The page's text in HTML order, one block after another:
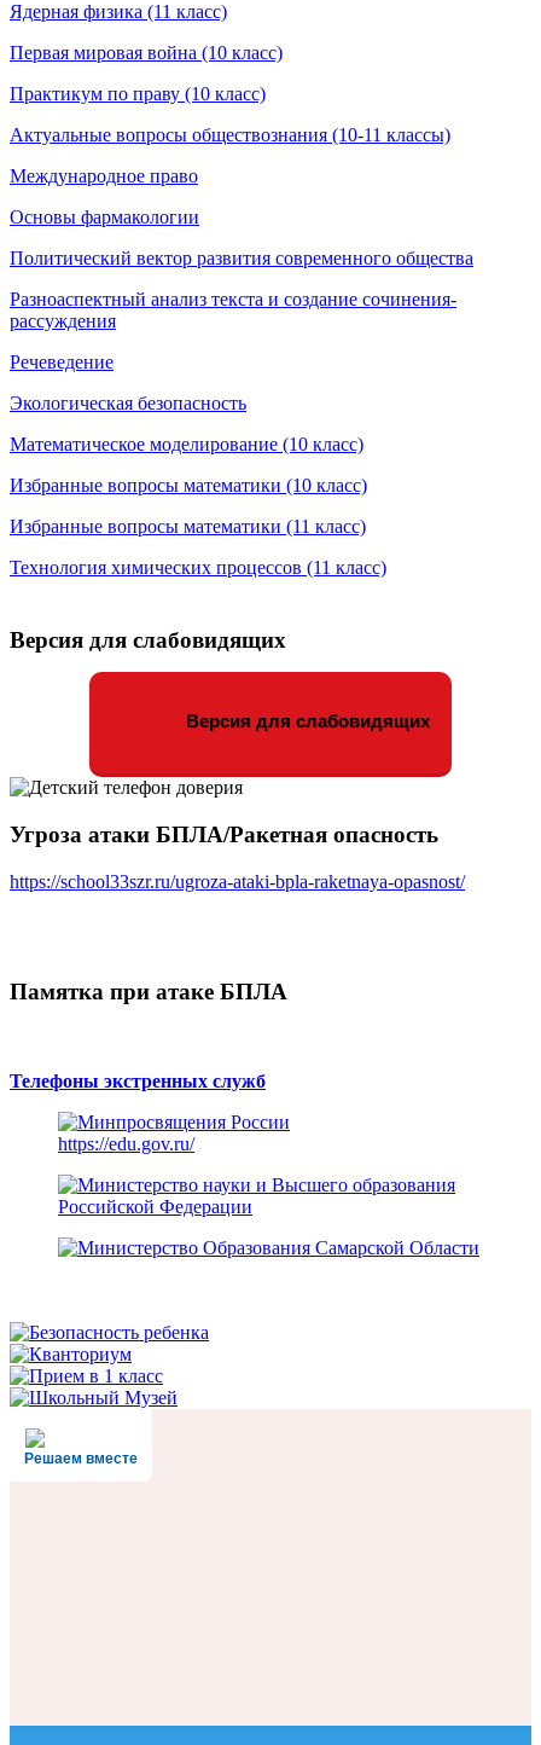
Ядерная физика (11 класс)
Первая мировая война (10 класс)
Практикум по праву (10 класс)
Актуальные вопросы обществознания (10-11 классы)
Международное право
Основы фармакологии
Политический вектор развития современного общества
Разноаспектный анализ текста и создание сочинения-
рассуждения
Речеведение
Экологическая безопасность
Математическое моделирование (10 класс)
Избранные вопросы математики (10 класс)
Избранные вопросы математики (11 класс)
Технология химических процессов (11 класс)
Версия для слабовидящих
Версия для слабовидящих
Угроза атаки БПЛА/Ракетная опасность
https://school33szr.ru/ugroza-ataki-bpla-raketnaya-opasnost/
Памятка при атаке БПЛА
Телефоны экстренных служб
https://edu.gov.ru/
Решаем вместе